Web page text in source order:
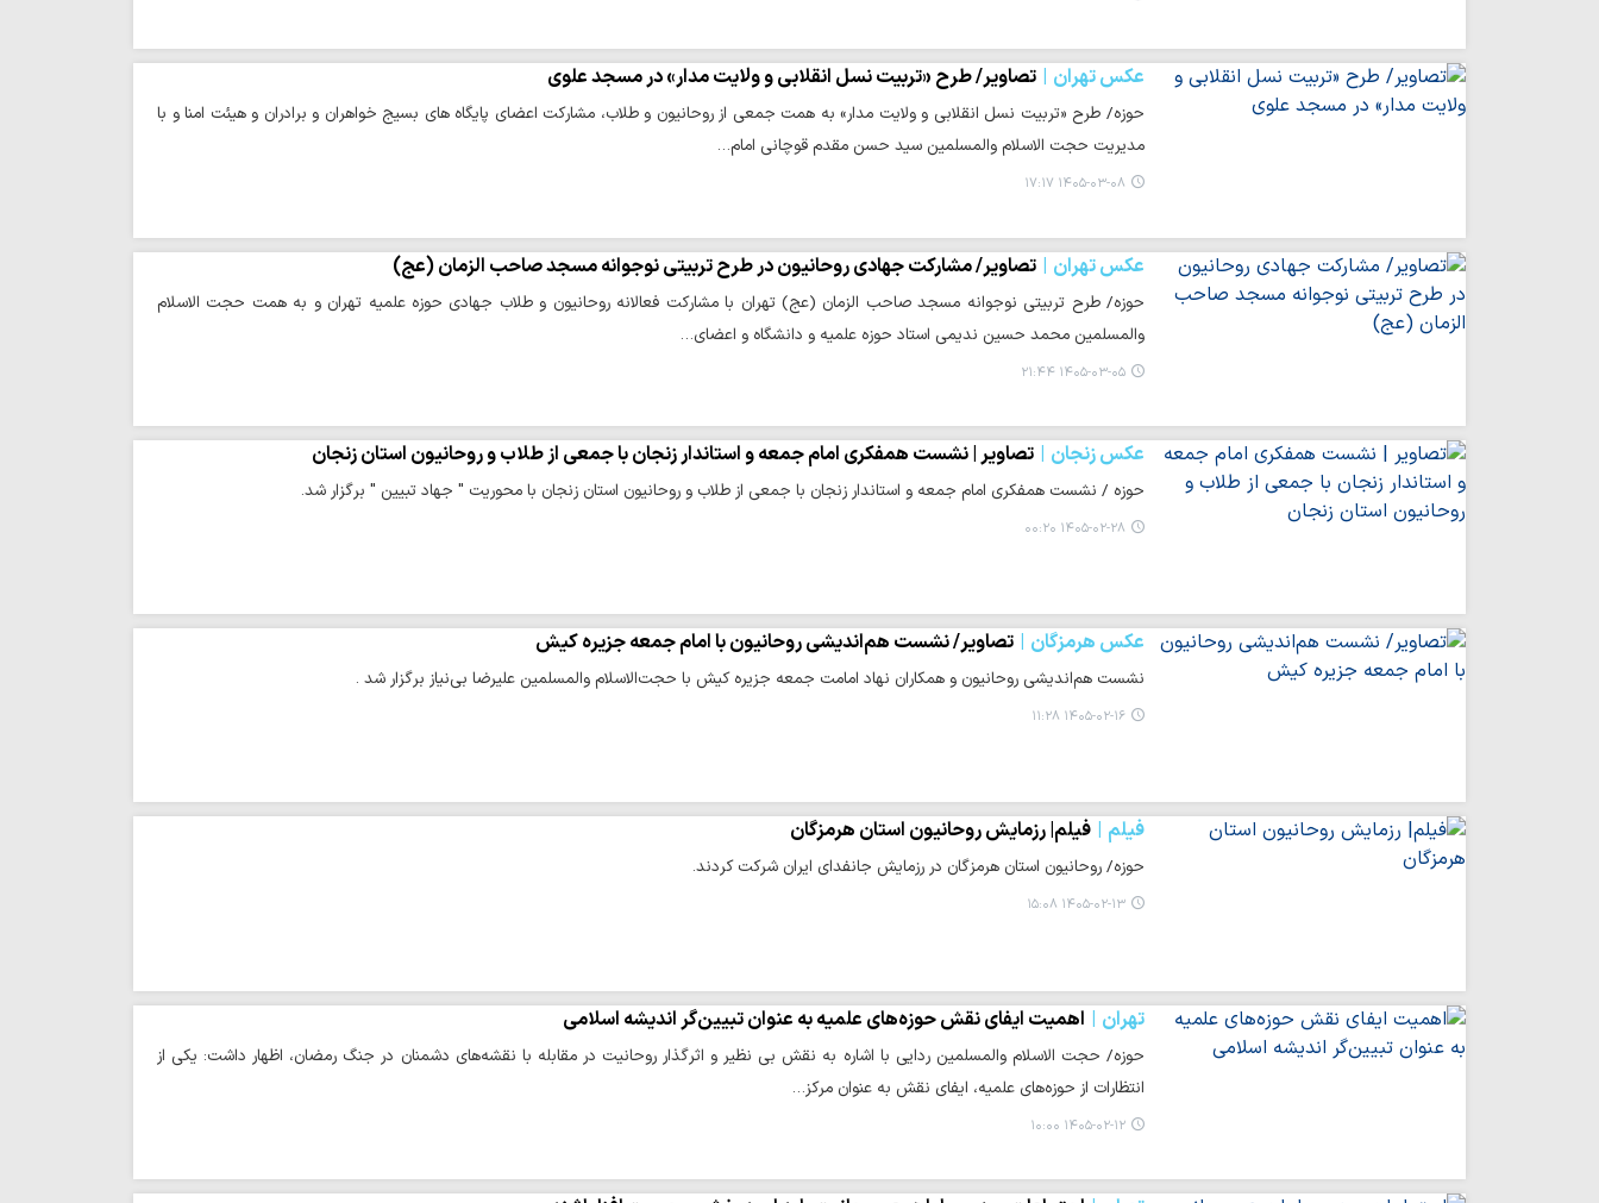
عکس تهران تصاویر/ طرح «تربیت نسل انقلابی و ولایت مدار» در مسجد علوی
حوزه/ طرح «تربیت نسل انقلابی و ولایت مدار» به همت جمعی از روحانیون و طلاب، مشارکت اعضای پایگاه های بسیج خواهران و برادران و هیئت امنا و با
مدیریت حجت الاسلام والمسلمین سید حسن مقدم قوچانی امام…
۱۴۰۵-۰۳-۰۸ ۱۷:۱۷
عکس تهران تصاویر/ مشارکت جهادی روحانیون در طرح تربیتی نوجوانه مسجد صاحب الزمان (عج)
حوزه/ طرح تربیتی نوجوانه مسجد صاحب الزمان (عج) تهران با مشارکت فعالانه روحانیون و طلاب جهادی حوزه علمیه تهران و به همت حجت الاسلام
والمسلمین محمد حسین ندیمی استاد حوزه علمیه و دانشگاه و اعضای…
۱۴۰۵-۰۳-۰۵ ۲۱:۴۴
عکس زنجان تصاویر | نشست همفکری امام جمعه و استاندار زنجان با جمعی از طلاب و روحانیون استان زنجان
حوزه / نشست همفکری امام جمعه و استاندار زنجان با جمعی از طلاب و روحانیون استان زنجان با محوریت " جهاد تبیین " برگزار شد.
۱۴۰۵-۰۲-۲۸ ۰۰:۲۰
عکس هرمزگان تصاویر/ نشست هم‌اندیشی روحانیون با امام جمعه جزیره کیش
نشست هم‌اندیشی روحانیون و همکاران نهاد امامت جمعه جزیره کیش با حجت‌الاسلام والمسلمین علیرضا بی‌نیاز برگزار شد .
۱۴۰۵-۰۲-۱۶ ۱۱:۲۸
فیلم فیلم| رزمایش روحانیون استان هرمزگان
حوزه/ روحانیون استان هرمزگان در رزمایش جانفدای ایران شرکت کردند.
۱۴۰۵-۰۲-۱۳ ۱۵:۰۸
تهران اهمیت ایفای نقش حوزه‌های علمیه به‌ عنوان تبیین‌گر اندیشه اسلامی
حوزه/ حجت الاسلام والمسلمین ردایی با اشاره به نقش بی نظیر و اثرگذار روحانیت در مقابله با نقشه‌های دشمنان در جنگ رمضان، اظهار داشت: یکی از
انتظارات از حوزه‌های علمیه، ایفای نقش به‌ عنوان مرکز…
۱۴۰۵-۰۲-۱۲ ۱۰:۰۰